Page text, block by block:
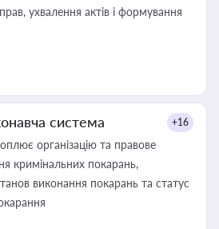
ухвалення актів і формування
система +16
організацію та правове
кримінальних покарань,
виконання покарань та статус